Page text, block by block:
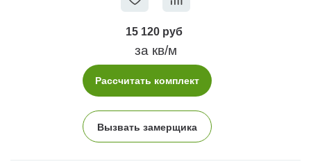
15 120 руб
за кв/м
Рассчитать комплект
Вызвать замерщика